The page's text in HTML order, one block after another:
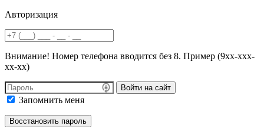
Авторизация
Внимание! Номер телефона вводится без 8. Пример (9хх-ххх-
хх-хх)
Войти на сайт
Запомнить меня